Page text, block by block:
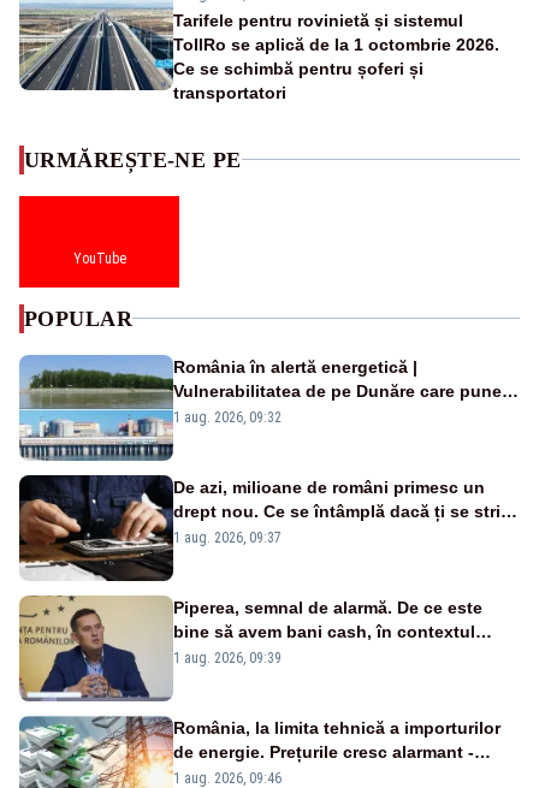
Tarifele pentru rovinietă și sistemul
TollRo se aplică de la 1 octombrie 2026.
Ce se schimbă pentru șoferi și
transportatori
URMĂREȘTE-NE PE
YouTube
POPULAR
România în alertă energetică |
Vulnerabilitatea de pe Dunăre care pune
în pericol Centrala Cernavodă era
1 aug. 2026, 09:32
De azi, milioane de români primesc un
drept nou. Ce se întâmplă dacă ți se strică
un produs
1 aug. 2026, 09:37
Piperea, semnal de alarmă. De ce este
bine să avem bani cash, în contextul
alertei energetice?
1 aug. 2026, 09:39
România, la limita tehnică a importurilor
de energie. Prețurile cresc alarmant -
Analiză Realitatea Plus
1 aug. 2026, 09:46